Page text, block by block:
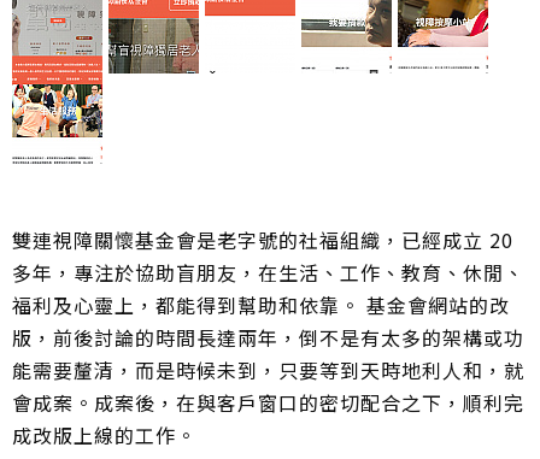
雙連視障關懷基金會是老字號的社福組織，已經成立 20
多年，專注於協助盲朋友，在生活、工作、教育、休閒、
福利及心靈上，都能得到幫助和依靠。 基金會網站的改
版，前後討論的時間長達兩年，倒不是有太多的架構或功
能需要釐清，而是時候未到，只要等到天時地利人和，就
會成案。成案後，在與客戶窗口的密切配合之下，順利完
成改版上線的工作。